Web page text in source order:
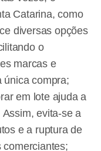
Catarina, como
diversas opções
o
marcas e
única compra;
em lote ajuda a
evita-se a
e a ruptura de
comerciantes;